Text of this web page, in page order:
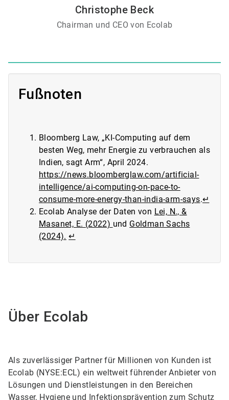
Christophe Beck
Chairman und CEO von Ecolab
Fußnoten
Bloomberg Law, „KI-Computing auf dem
besten Weg, mehr Energie zu verbrauchen als
Indien, sagt Arm“, April 2024.
https://news.bloomberglaw.com/artificial-
intelligence/ai-computing-on-pace-to-
consume-more-energy-than-india-arm-says.↵
Ecolab Analyse der Daten von Lei, N., &
Masanet, E. (2022) und Goldman Sachs
(2024). ↵
Über Ecolab
Als zuverlässiger Partner für Millionen von Kunden ist
Ecolab (NYSE:ECL) ein weltweit führender Anbieter von
Lösungen und Dienstleistungen in den Bereichen
Wasser, Hygiene und Infektionsprävention zum Schutz